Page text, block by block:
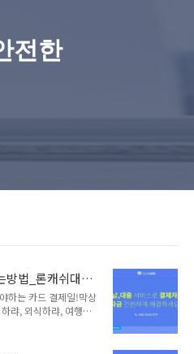
전한
방법_론캐쉬대부
하는 카드 결제일!막상
랴, 외식하랴, 여행하
분들도 있는데요. 생각